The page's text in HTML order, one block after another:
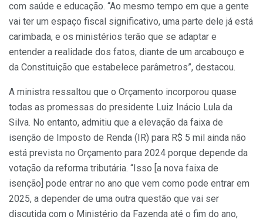
com saúde e educação. “Ao mesmo tempo em que a gente
vai ter um espaço fiscal significativo, uma parte dele já está
carimbada, e os ministérios terão que se adaptar e
entender a realidade dos fatos, diante de um arcabouço e
da Constituição que estabelece parâmetros”, destacou.
A ministra ressaltou que o Orçamento incorporou quase
todas as promessas do presidente Luiz Inácio Lula da
Silva. No entanto, admitiu que a elevação da faixa de
isenção de Imposto de Renda (IR) para R$ 5 mil ainda não
está prevista no Orçamento para 2024 porque depende da
votação da reforma tributária. “Isso [a nova faixa de
isenção] pode entrar no ano que vem como pode entrar em
2025, a depender de uma outra questão que vai ser
discutida com o Ministério da Fazenda até o fim do ano,